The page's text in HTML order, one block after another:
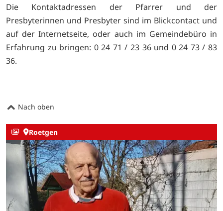
Die Kontaktadressen der Pfarrer und der
Presbyterinnen und Presbyter sind im Blickcontact und
auf der Internetseite, oder auch im Gemeindebüro in
Erfahrung zu bringen: 0 24 71 / 23 36 und 0 24 73 / 83
36.
Nach oben
Roetgen